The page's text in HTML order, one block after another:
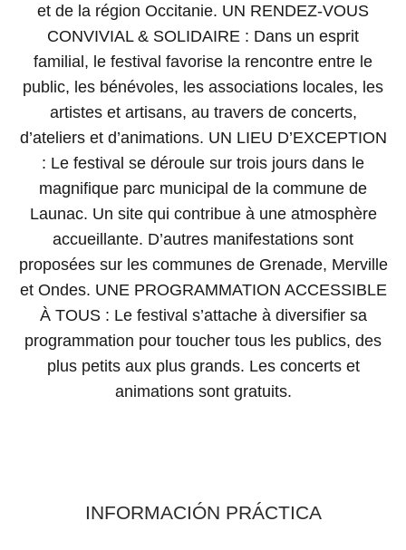
et de la région Occitanie. UN RENDEZ-VOUS
CONVIVIAL & SOLIDAIRE : Dans un esprit
familial, le festival favorise la rencontre entre le
public, les bénévoles, les associations locales, les
artistes et artisans, au travers de concerts,
d’ateliers et d’animations. UN LIEU D’EXCEPTION
: Le festival se déroule sur trois jours dans le
magnifique parc municipal de la commune de
Launac. Un site qui contribue à une atmosphère
accueillante. D’autres manifestations sont
proposées sur les communes de Grenade, Merville
et Ondes. UNE PROGRAMMATION ACCESSIBLE
À TOUS : Le festival s’attache à diversifier sa
programmation pour toucher tous les publics, des
plus petits aux plus grands. Les concerts et
animations sont gratuits.
INFORMACIÓN PRÁCTICA